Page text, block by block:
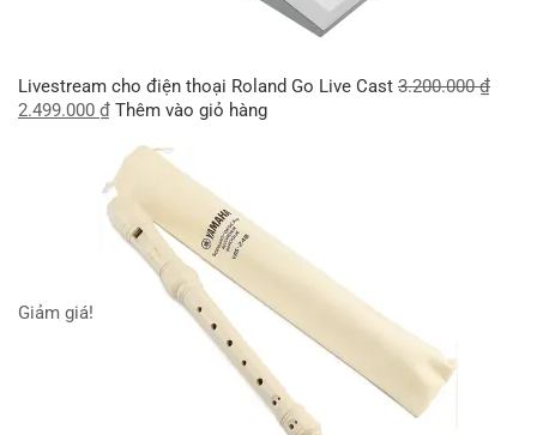
Livestream cho điện thoại Roland Go Live Cast 3.200.000₫
2.499.000 ₫ Thêm vào giỏ hàng
Giảm giá!